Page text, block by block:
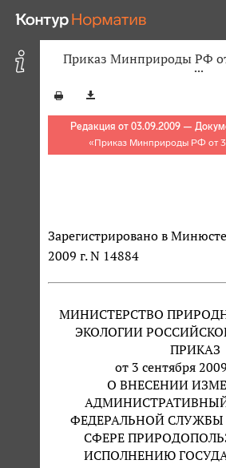
Приказ Минприроды РФ
Редакция от 03.09.2009 —
«Приказ Минприроды РФ от
Зарегистрировано в
2009 г. N 14884
МИНИСТЕРСТВО
ЭКОЛОГИИ
ПРИКАЗ
от 3 сентября
О ВНЕСЕНИИ
ФЕДЕРАЛЬНОЙ СЛУЖБЫ
СФЕРЕ
ИСПОЛНЕНИЮ